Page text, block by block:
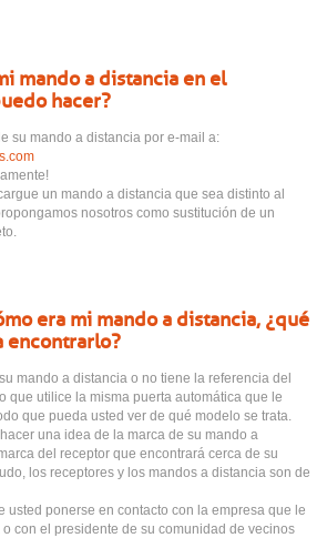
mando a distancia en el
hacer?
su mando a distancia por e-mail a:
un mando a distancia que sea distinto al
nosotros como sustitución de un
era mi mando a distancia, ¿qué
encontrarlo?
mando a distancia o no tiene la referencia del
que utilice la misma puerta automática que le
que pueda usted ver de qué modelo se trata.
una idea de la marca de su mando a
del receptor que encontrará cerca de su
los receptores y los mandos a distancia son de
usted ponerse en contacto con la empresa que le
con el presidente de su comunidad de vecinos